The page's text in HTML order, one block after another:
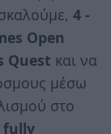
4 -
Open
Quest και να
μέσω
στο
fully